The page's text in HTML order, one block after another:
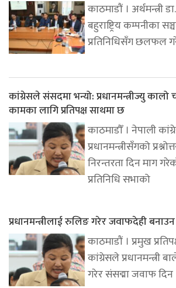
काठमाडौं । अर्थमन्त्री
बहुराष्ट्रिय कम्पनीका
प्रतिनिधिसँग छलफल
कांग्रेसले संसदमा भन्यो: प्रधानमन्त्रीज्यु कालो
कामका लागि प्रतिपक्ष साथमा छ
काठमाडौँ । नेपाली
प्रधानमन्त्रीसँगको
निरन्तरता दिन माग
प्रतिनिधि सभाको
प्रधानमन्त्रीलाई रुलिङ गरेर जवाफदेही
काठमाडौं । प्रमुख
कांग्रेसले प्रधानमन्त्री
गरेर संसद्मा जवाफ दिन